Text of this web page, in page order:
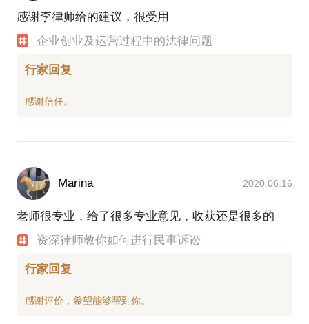
感谢李律师给的建议，很受用
企业创业及运营过程中的法律问题
行家回复
Marina 2020.06.16
老师很专业，给了很多专业意见，收获还是很多的
资深律师教你如何进行民事诉讼
行家回复